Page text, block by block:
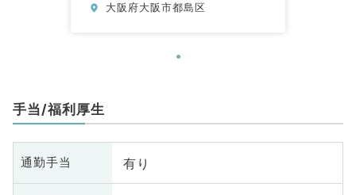
大阪府大阪市都島区
手当/福利厚生
通勤手当 有り